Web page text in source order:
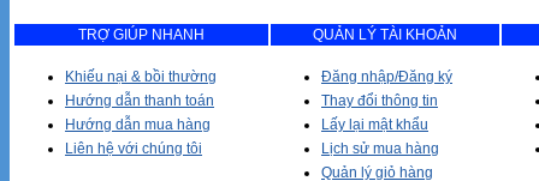
TRỢ GIÚP NHANH QUẢN LÝ TÀI KHOẢN
Khiếu nại & bồi thường
Hướng dẫn thanh toán
Hướng dẫn mua hàng
Liên hệ với chúng tôi
Đăng nhập/Đăng ký
Thay đổi thông tin
Lấy lại mật khẩu
Lịch sử mua hàng
Quản lý giỏ hàng